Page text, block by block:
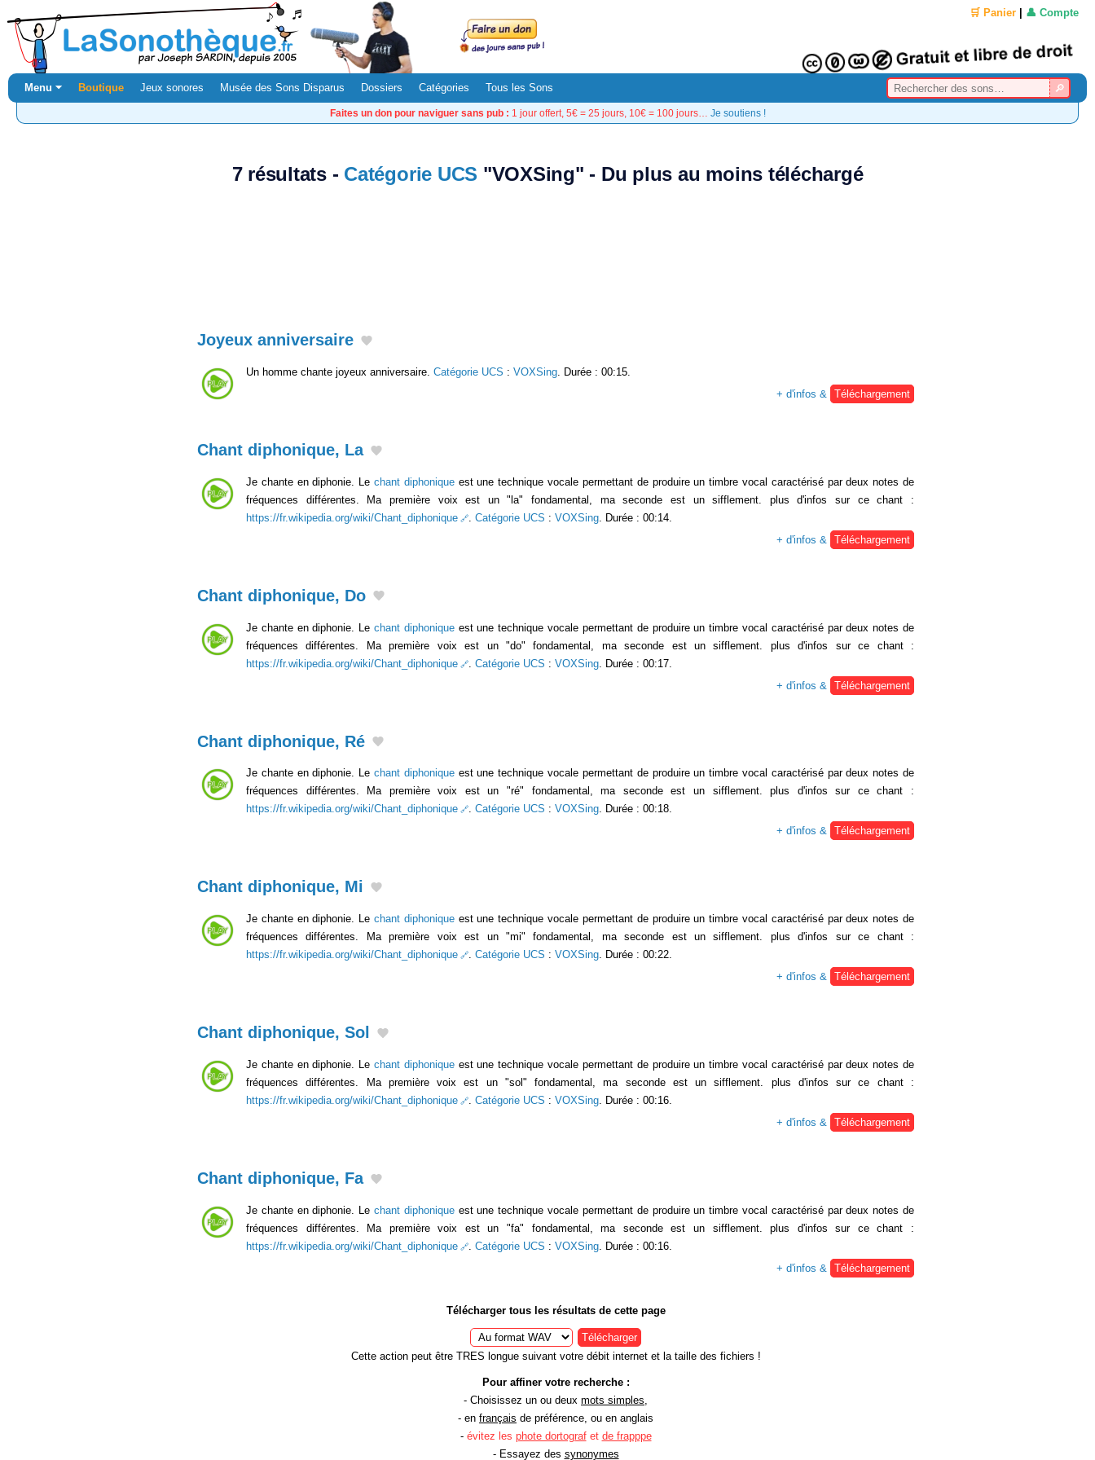
🛒 Panier 👤 Compte
Menu ⏷ Boutique Jeux sonores Musée des Sons Disparus Dossiers Catégories Tous les Sons
Faites un don pour naviguer sans pub : 1 jour offert, 5€ = 25 jours, 10€ = 100 jours… Je soutiens !
7 résultats - Catégorie UCS "VOXSing" - Du plus au moins téléchargé
Joyeux anniversaire
Un homme chante joyeux anniversaire. Catégorie UCS : VOXSing . Durée : 00:15.
+ d'infos &
Téléchargement
Chant diphonique, La
Je chante en diphonie. Lechant diphoniqueest une technique vocale permettant de produire un timbre vocal caractérisé par deux notes de
fréquences différentes. Ma première voix est un "la" fondamental, ma seconde est un sifflement. plus d'infos sur ce chant :
https://fr.wikipedia.org/wiki/Chant_diphonique
. Catégorie UCS : VOXSing. Durée : 00:14.
+ d'infos &
Téléchargement
Chant diphonique, Do
Je chante en diphonie. Lechant diphoniqueest une technique vocale permettant de produire un timbre vocal caractérisé par deux notes de
fréquences différentes. Ma première voix est un "do" fondamental, ma seconde est un sifflement. plus d'infos sur ce chant :
https://fr.wikipedia.org/wiki/Chant_diphonique
. Catégorie UCS : VOXSing. Durée : 00:17.
+ d'infos &
Téléchargement
Chant diphonique, Ré
Je chante en diphonie. Lechant diphoniqueest une technique vocale permettant de produire un timbre vocal caractérisé par deux notes de
fréquences différentes. Ma première voix est un "ré" fondamental, ma seconde est un sifflement. plus d'infos sur ce chant :
https://fr.wikipedia.org/wiki/Chant_diphonique
. Catégorie UCS : VOXSing. Durée : 00:18.
+ d'infos & Téléchargement
Chant diphonique, Mi
Je chante en diphonie. Lechant diphoniqueest une technique vocale permettant de produire un timbre vocal caractérisé par deux notes de
fréquences différentes. Ma première voix est un "mi" fondamental, ma seconde est un sifflement. plus d'infos sur ce chant :
https://fr.wikipedia.org/wiki/Chant_diphonique
. Catégorie UCS : VOXSing. Durée : 00:22.
+ d'infos & Téléchargement
Chant diphonique, Sol
Je chante en diphonie. Lechant diphoniqueest une technique vocale permettant de produire un timbre vocal caractérisé par deux notes de
fréquences différentes. Ma première voix est un "sol" fondamental, ma seconde est un sifflement. plus d'infos sur ce chant :
https://fr.wikipedia.org/wiki/Chant_diphonique
. Catégorie UCS : VOXSing. Durée : 00:16.
+ d'infos & Téléchargement
Chant diphonique, Fa
Je chante en diphonie. Lechant diphoniqueest une technique vocale permettant de produire un timbre vocal caractérisé par deux notes de
fréquences différentes. Ma première voix est un "fa" fondamental, ma seconde est un sifflement. plus d'infos sur ce chant :
https://fr.wikipedia.org/wiki/Chant_diphonique
. Catégorie UCS : VOXSing. Durée : 00:16.
+ d'infos &
Téléchargement
Télécharger tous les résultats de cette page
Télécharger
Cette action peut être TRES longue suivant votre débit internet et la taille des fichiers !
Pour affiner votre recherche :
- Choisissez un ou deux mots simples
- en français de préférence, ou en anglais
- évitez les phote dortografet de frapppe
- Essayez des synonymes